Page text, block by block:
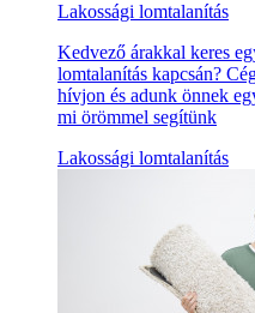
Lakossági lomtalanítás
Kedvező árakkal keres
lomtalanítás kapcsán?
hívjon és adunk önnek
mi örömmel segítünk
Lakossági lomtalanítás